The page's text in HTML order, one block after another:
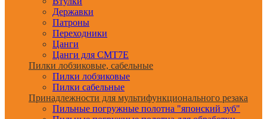
Державки
Патроны
Переходники
Цанги
Цанги для CMT7E
Пилки лобзиковые, сабельные
Пилки лобзиковые
Пилки сабельные
Принадлежности для мультифункционального резака
Пильные погружные полотна "японский зуб"